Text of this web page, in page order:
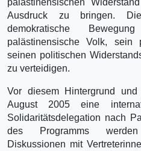
Ausdruck zu bringen.
demokratische
palästinensische Volk, sein
seinen politischen
zu verteidigen.
Vor diesem Hintergrund
August 2005 eine
Solidaritätsdelegation nach
des Programms
Diskussionen mit